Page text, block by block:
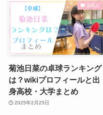
芸能人
菊池日菜の卓球ランキング
は？wikiプロフィールと出
身高校・大学まとめ
2025年2月25日